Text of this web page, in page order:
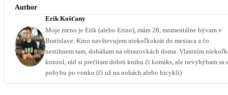
Author
Erik Košťany
Moje meno je Erik (alebo Erino), mám 28, momentálne bývam v
Bratislave. Kino navštevujem niekoľkokrát do mesiaca a čo
nestihnem tam, doháňam na obrazovkách doma. Vlastním
konzol, rád si prečítam dobrú knihu či komiks, ale nevyhýbam sa
pohybu po vonku (či už na nohách alebo bicykli)